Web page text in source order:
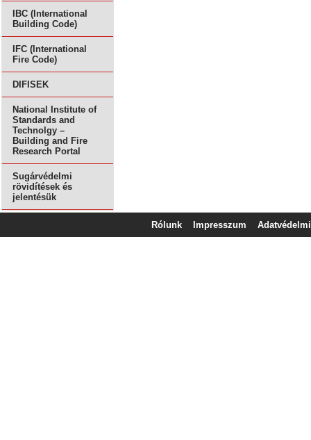
IBC (International
Building Code)
IFC (International
Fire Code)
DIFISEK
National Institute of
Standards and
Technolgy –
Building and Fire
Research Portal
Sugárvédelmi
rövidítések és
jelentésük
Rólunk Impresszum